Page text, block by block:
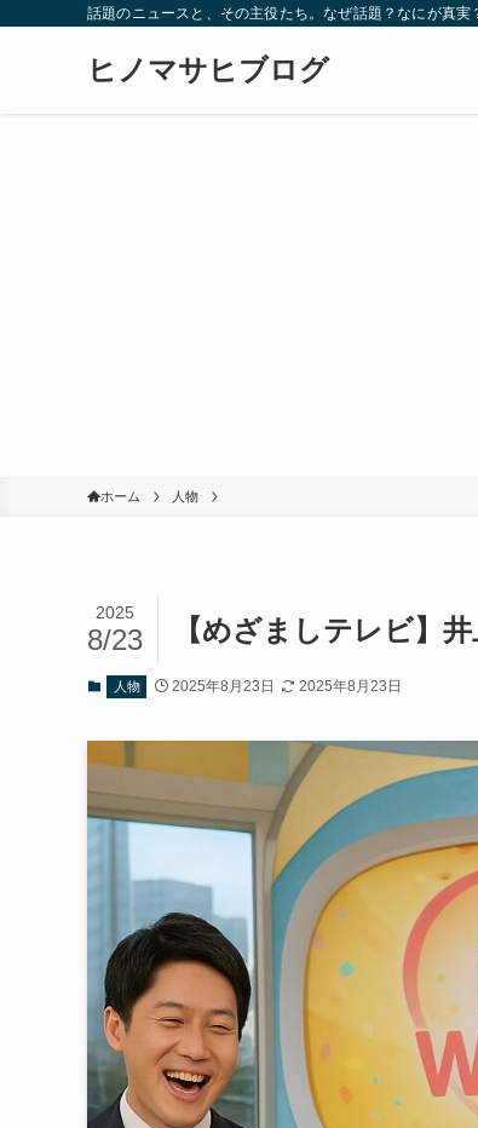
話題のニュースと、その主役たち。なぜ話題？なにが真実
ヒノマサヒブログ
ホーム 人物
【めざましテレビ】
2025
8/23
人物 2025年8月23日 2025年8月23日